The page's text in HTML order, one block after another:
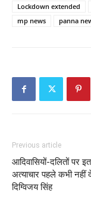
Lockdown extended
mp news
panna
Previous article
आदिवासियों-दलितों पर
अत्याचार पहले कभी नहीं
दिग्विजय सिंह